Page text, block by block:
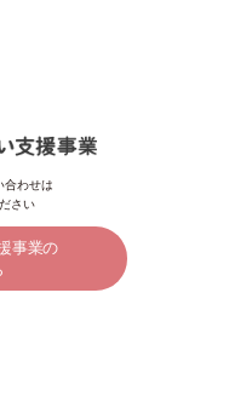
合わせは
さい
事業の